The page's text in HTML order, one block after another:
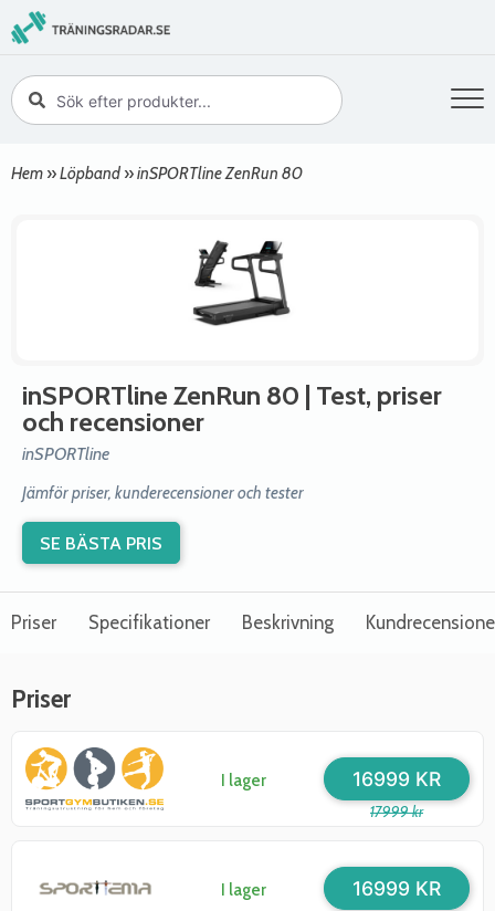
Hem »Löpband »inSPORTline ZenRun 80
inSPORTline ZenRun 80 | Test, priser
och recensioner
inSPORTline
Jämför priser, kunderecensioner och tester
SE BÄSTA PRIS
Priser Specifikationer Beskrivning
Priser
I lager
17999 kr
16999 KR
I lager 16999 KR